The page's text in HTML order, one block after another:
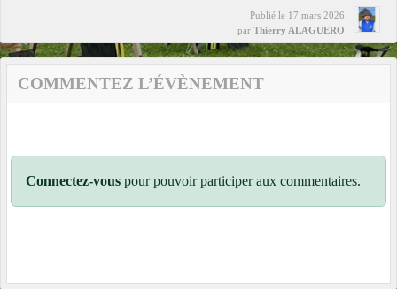
Publié le 17 mars 2026
par Thierry ALAGUERO
COMMENTEZ L’ÉVÈNEMENT
Connectez-vous pour pouvoir participer aux commentaires.